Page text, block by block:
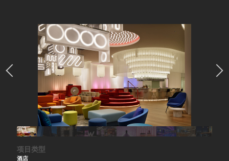
项目类型
酒店